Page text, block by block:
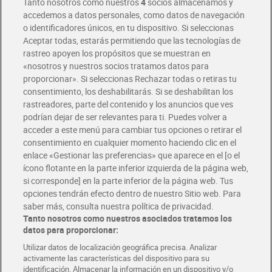
Envío gratis por compras superiores a 100€
Envío estandar por 4,99€
Glovo y Uber Eats
Solicita tu factura de Glovo o Uber Eats
Únete al CLUB Dia
Disfruta las ventajas y ofertas exclusivas.
Descárgate la APP Dia
Folletos y Tiendas
Descubre las mejores ofertas y busca tu tienda más cercana
Tarjeta MaX Dia
Te devuelve hasta 8€/mes de tus compras.
¡Solicita tu tarjeta de crédito aquí!
COMER MEJOR CADA DIA
accedemos a datos personales, como datos de navegación
o identificadores únicos, en tu dispositivo. Si seleccionas
Aceptar todas, estarás permitiendo que las tecnologías de
rastreo apoyen los propósitos que se muestran en
«nosotros y nuestros socios tratamos datos para
proporcionar». Si seleccionas Rechazar todas o retiras tu
consentimiento, los deshabilitarás. Si se deshabilitan los
rastreadores, parte del contenido y los anuncios que ves
podrían dejar de ser relevantes para ti. Puedes volver a
acceder a este menú para cambiar tus opciones o retirar el
consentimiento en cualquier momento haciendo clic en el
enlace «Gestionar las preferencias» que aparece en el [o el
ícono flotante en la parte inferior izquierda de la página web,
si corresponde] en la parte inferior de la página web. Tus
opciones tendrán efecto dentro de nuestro Sitio web. Para
saber más, consulta nuestra política de privacidad.
Tanto nosotros como nuestros asociados tratamos los
datos para proporcionar:
Utilizar datos de localización geográfica precisa. Analizar
activamente las características del dispositivo para su
identificación. Almacenar la información en un dispositivo y/o